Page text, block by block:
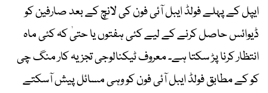
ایپل کے پہلے فولڈ ایبل آئی فون کی لانچ کے بعد صارفین کو
ڈیوائس حاصل کرنے کے لیے کئی ہفتوں یا حتیٰ کہ کئی ماہ
انتظار کرنا پڑ سکتا ہے۔ معروف ٹیکنالوجی تجزیہ کار منگ چی
کو کے مطابق فولڈ ایبل آئی فون کو وہی مسائل پیش آسکتے